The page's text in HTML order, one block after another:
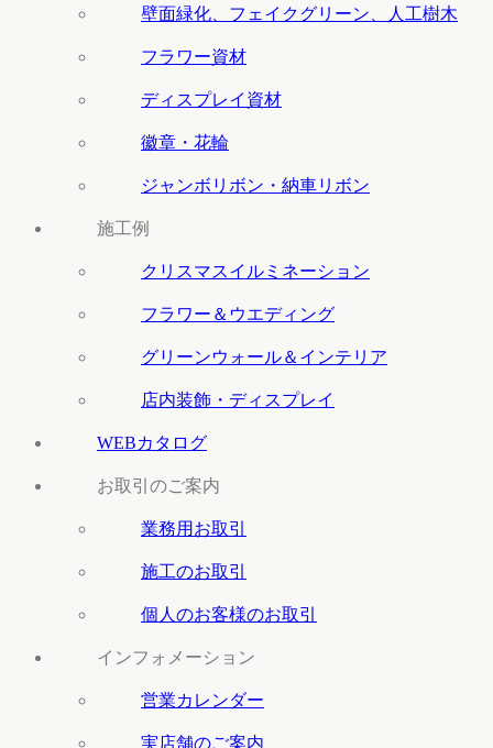
壁面緑化、フェイクグリーン、人工樹木
フラワー資材
ディスプレイ資材
徽章・花輪
ジャンボリボン・納車リボン
施工例
クリスマスイルミネーション
フラワー＆ウエディング
グリーンウォール＆インテリア
店内装飾・ディスプレイ
WEBカタログ
お取引のご案内
業務用お取引
施工のお取引
個人のお客様のお取引
インフォメーション
営業カレンダー
実店舗のご案内